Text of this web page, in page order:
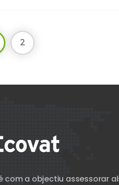
2
com a objectiu assessorar